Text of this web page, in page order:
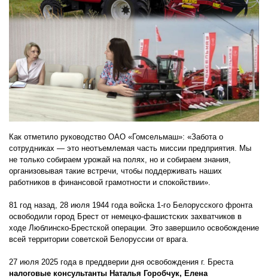
Как отметило руководство ОАО «Гомсельмаш»: «Забота о
сотрудниках — это неотъемлемая часть миссии предприятия. Мы
не только собираем урожай на полях, но и собираем знания,
организовывая такие встречи, чтобы поддерживать наших
работников в финансовой грамотности и спокойствии».
81 год назад, 28 июля 1944 года войска 1-го Белорусского фронта
освободили город Брест от немецко-фашистских захватчиков в
ходе Люблинско-Брестской операции. Это завершило освобождение
всей территории советской Белоруссии от врага.
27 июля 2025 года в преддверии дня освобождения г. Бреста
налоговые консультанты Наталья Горобчук, Елена